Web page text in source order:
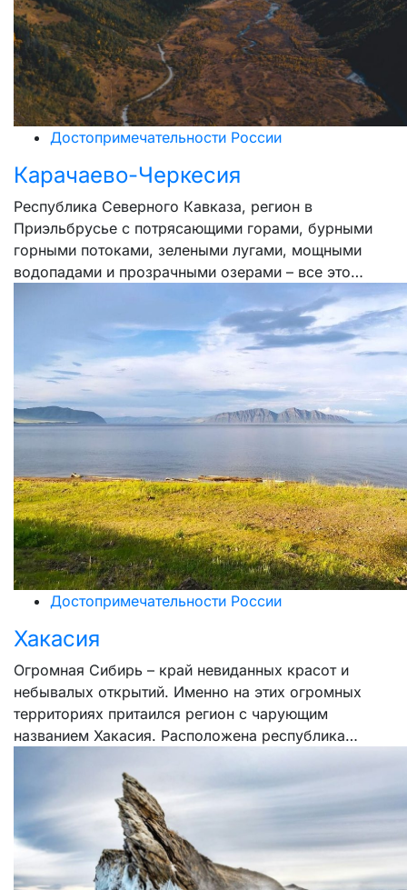
Достопримечательности России
Карачаево-Черкесия
Республика Северного Кавказа, регион в
Приэльбрусье с потрясающими горами, бурными
горными потоками, зелеными лугами, мощными
водопадами и прозрачными озерами – все это…
Достопримечательности России
Хакасия
Огромная Сибирь – край невиданных красот и
небывалых открытий. Именно на этих огромных
территориях притаился регион с чарующим
названием Хакасия. Расположена республика…